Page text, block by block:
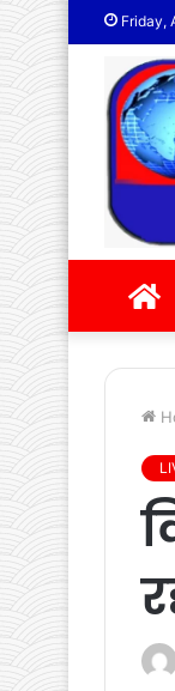
Friday,
होम